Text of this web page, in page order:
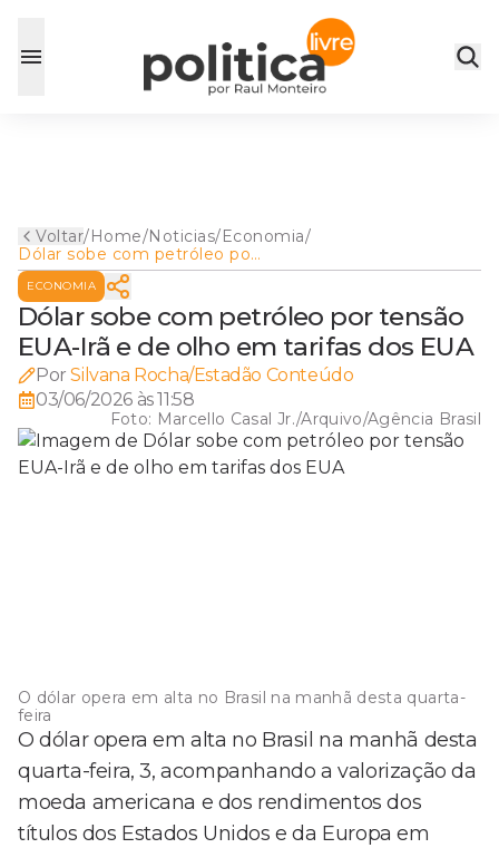
Voltar/Home/Noticias/Economia/
Dólar sobe com petróleo por
tensão EUA-Irã e de olho em
tarifas dos EUA
ECONOMIA
Dólar sobe com petróleo por tensão
EUA-Irã e de olho em tarifas dos EUA
Por Silvana Rocha/Estadão Conteúdo
03/06/2026 às 11:58
Foto: Marcello Casal Jr./Arquivo/Agência Brasil
O dólar opera em alta no Brasil na manhã desta quarta-
feira
O dólar opera em alta no Brasil na manhã desta
quarta-feira, 3, acompanhando a valorização da
moeda americana e dos rendimentos dos
títulos dos Estados Unidos e da Europa em